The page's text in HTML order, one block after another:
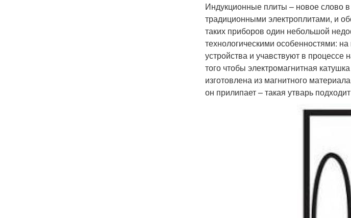
Индукционные плиты – новое слово
традиционными электроплитами, и
таких приборов один небольшой
технологическими особенностями:
устройства и учавствуют в процессе
того чтобы электромагнитная
изготовлена из магнитного
он прилипает – такая утварь